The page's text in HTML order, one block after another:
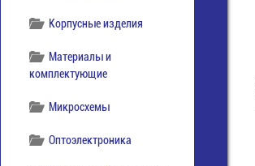
Корпусные изделия
Материалы и
комплектующие
Микросхемы
Оптоэлектроника